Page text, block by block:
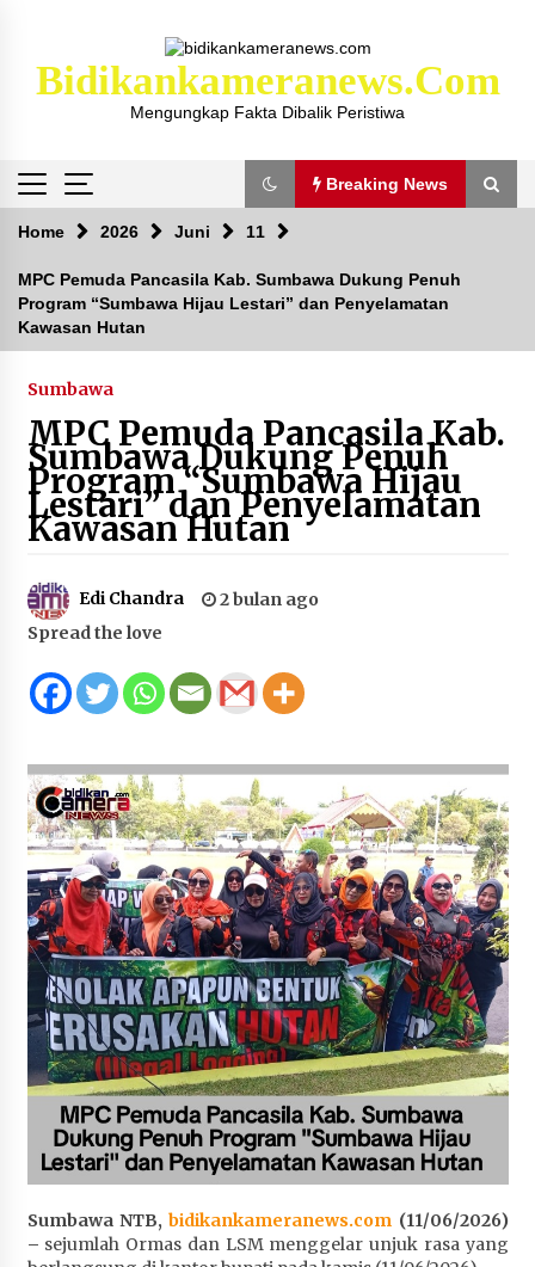
Bidikankameranews.com
Mengungkap Fakta Dibalik Peristiwa
Breaking News
Breaking News
Kejaksaan KSB Mulai Lidik Mafia Tanah Desa
Sekongkang Bawah
Kec. Plampang, Polres Sumbawa Pastikan
Proses Penyelidikan Berjalan Maksimal
4 minggu ago
Anggota Satlantas Polres Sumbawa, Briptu
Administrasi Kendaraan Berupa SIM
4 minggu ago
Ny. Selvi Gibran Ketua Dekranasda Sumbawa
Promosikan Tenun Kre Alang
Bupati H. Jarot : Demi Keberlanjutan Pelayanan,
Perumdam Batulanteh Akan Lakukan
Penyesuaian Tarif Air Minum
4 minggu ago
Prestasi Nasional, Polwan Polres Sumbawa
Bripda Vanesa Aprilia Renyaan, Sabet Juara II
Taekwondo Kapolri Cup ke-7
4 minggu ago
Sekretaris Bapperida, Dwi Rahayu, ST,. MM,.
Pimpin Rakor Aksi Konvergensi Percepatan
Penurunan Stunting di Sumbawa
4 minggu ago
Wabup Ansori Apresiasi Rekomendasi dan
Pandangan Fraksi – Fraksi DPRD Sumbawa
4 minggu ago
Home 2026 Juni 11
MPC Pemuda Pancasila Kab. Sumbawa Dukung Penuh
Program “Sumbawa Hijau Lestari” dan Penyelamatan
Kawasan Hutan
Sumbawa
MPC Pemuda Pancasila Kab.
Sumbawa Dukung Penuh
Program “Sumbawa Hijau
Lestari” dan Penyelamatan
Kawasan Hutan
Edi Chandra
2 bulan ago
Spread the love
Sumbawa NTB,bidikankameranews.com (11/06/2026)
– sejumlah Ormas dan LSM menggelar unjuk rasa yang